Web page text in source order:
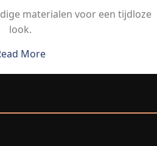
materialen voor een tijdloze
look.
More